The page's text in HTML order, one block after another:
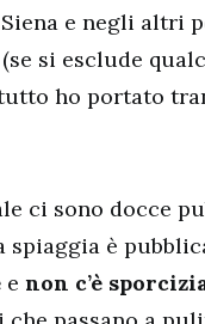
e negli altri
si esclude
ho portato
ci sono docce
è
e non c’è